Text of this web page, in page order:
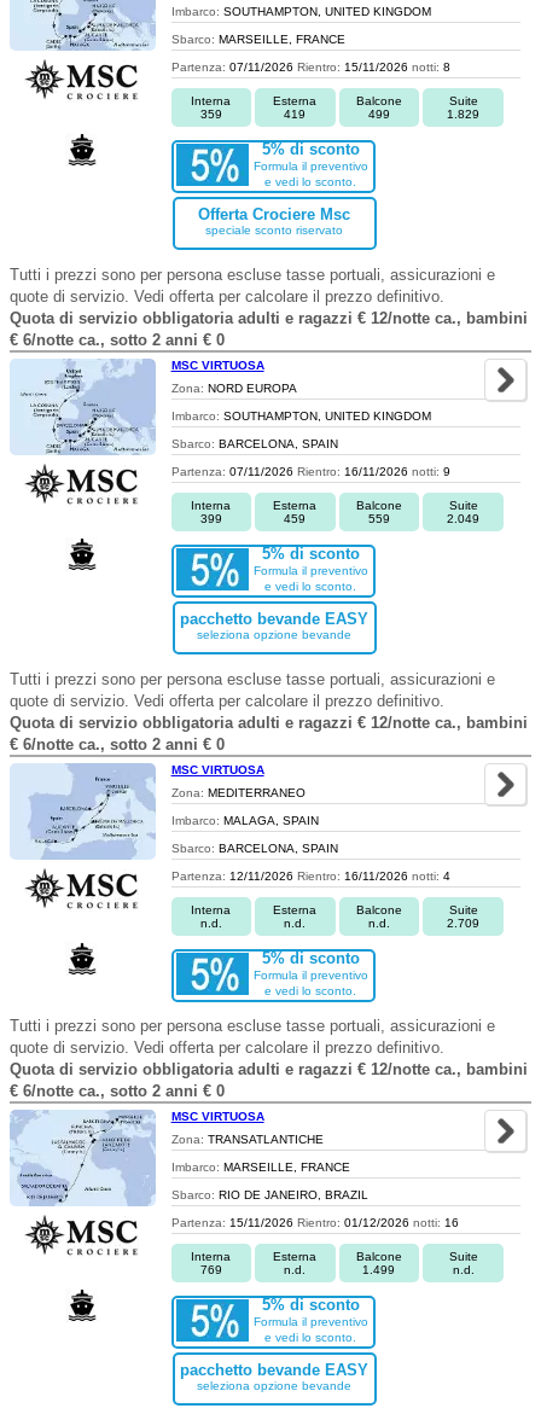
Imbarco: SOUTHAMPTON, UNITED KINGDOM
Sbarco: MARSEILLE, FRANCE
Partenza: 07/11/2026 Rientro: 15/11/2026 notti: 8
Interna
359
Esterna
419
Balcone
499
Suite
1.829
5% di sconto
Formula il preventivo
e vedi lo sconto.
Offerta Crociere Msc
speciale sconto riservato
Tutti i prezzi sono per persona escluse tasse portuali, assicurazioni e
quote di servizio. Vedi offerta per calcolare il prezzo definitivo.
Quota di servizio obbligatoria adulti e ragazzi € 12/notte ca., bambini
€ 6/notte ca., sotto 2 anni € 0
MSC VIRTUOSA
Zona: NORD EUROPA
Imbarco: SOUTHAMPTON, UNITED KINGDOM
Sbarco: BARCELONA, SPAIN
Partenza: 07/11/2026 Rientro: 16/11/2026 notti: 9
Interna
399
Esterna
459
Balcone
559
Suite
2.049
5% di sconto
Formula il preventivo
e vedi lo sconto.
pacchetto bevande EASY
seleziona opzione bevande
Tutti i prezzi sono per persona escluse tasse portuali, assicurazioni e
quote di servizio. Vedi offerta per calcolare il prezzo definitivo.
Quota di servizio obbligatoria adulti e ragazzi € 12/notte ca., bambini
€ 6/notte ca., sotto 2 anni € 0
MSC VIRTUOSA
Zona: MEDITERRANEO
Imbarco: MALAGA, SPAIN
Sbarco: BARCELONA, SPAIN
Partenza: 12/11/2026 Rientro: 16/11/2026 notti: 4
Interna
n.d.
Esterna
n.d.
Balcone
n.d.
Suite
2.709
5% di sconto
Formula il preventivo
e vedi lo sconto.
Tutti i prezzi sono per persona escluse tasse portuali, assicurazioni e
quote di servizio. Vedi offerta per calcolare il prezzo definitivo.
Quota di servizio obbligatoria adulti e ragazzi € 12/notte ca., bambini
€ 6/notte ca., sotto 2 anni € 0
MSC VIRTUOSA
Zona: TRANSATLANTICHE
Imbarco: MARSEILLE, FRANCE
Sbarco: RIO DE JANEIRO, BRAZIL
Partenza: 15/11/2026 Rientro: 01/12/2026 notti: 16
Interna
769
Esterna
n.d.
Balcone
1.499
Suite
n.d.
5% di sconto
Formula il preventivo
e vedi lo sconto.
pacchetto bevande EASY
seleziona opzione bevande